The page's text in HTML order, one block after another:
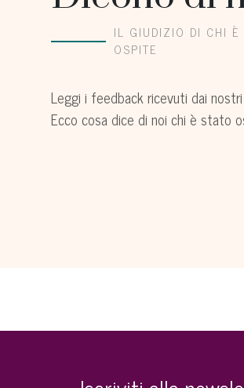
IL GIUDIZIO DI CHI È
OSPITE
Leggi i feedback ricevuti dai
Ecco cosa dice di noi chi è stato
(Barberini) e della
Pretorio).
nelle vicinanze della
Proprietario